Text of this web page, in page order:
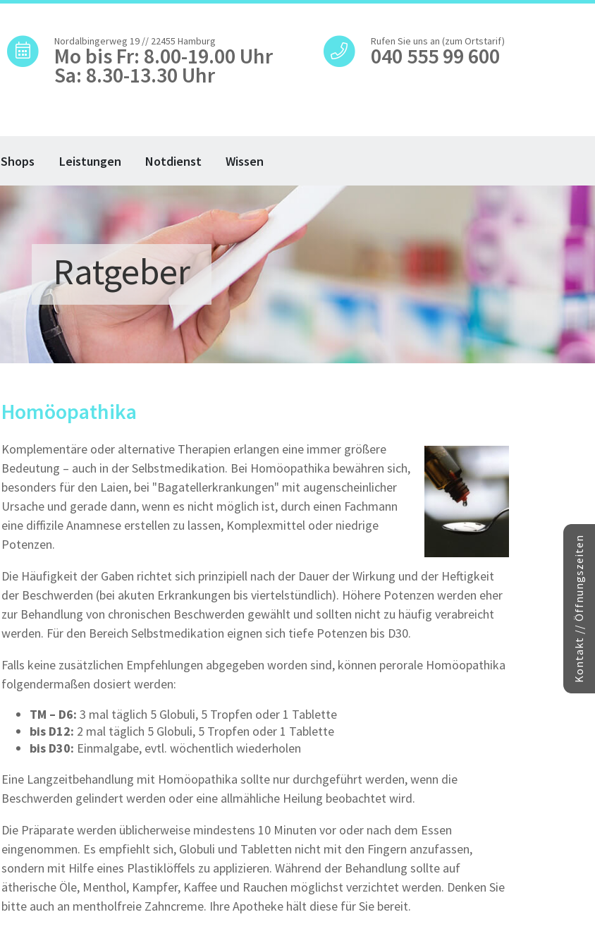
Nordalbingerweg 19 // 22455 Hamburg
Mo bis Fr: 8.00-19.00 Uhr
Sa: 8.30-13.30 Uhr
Rufen Sie uns an (zum Ortstarif)
040 555 99 600
Shops Leistungen Notdienst Wissen
Ratgeber
Homöopathika
Komplementäre oder alternative Therapien erlangen eine immer größere
Bedeutung – auch in der Selbstmedikation. Bei Homöopathika bewähren sich,
besonders für den Laien, bei "Bagatellerkrankungen" mit augenscheinlicher
Ursache und gerade dann, wenn es nicht möglich ist, durch einen Fachmann
eine diffizile Anamnese erstellen zu lassen, Komplexmittel oder niedrige
Potenzen.
Die Häufigkeit der Gaben richtet sich prinzipiell nach der Dauer der Wirkung und der Heftigkeit
der Beschwerden (bei akuten Erkrankungen bis viertelstündlich). Höhere Potenzen werden eher
zur Behandlung von chronischen Beschwerden gewählt und sollten nicht zu häufig verabreicht
werden. Für den Bereich Selbstmedikation eignen sich tiefe Potenzen bis D30.
Falls keine zusätzlichen Empfehlungen abgegeben worden sind, können perorale Homöopathika
folgendermaßen dosiert werden:
TM – D6: 3 mal täglich 5 Globuli, 5 Tropfen oder 1 Tablette
bis D12: 2 mal täglich 5 Globuli, 5 Tropfen oder 1 Tablette
bis D30: Einmalgabe, evtl. wöchentlich wiederholen
Eine Langzeitbehandlung mit Homöopathika sollte nur durchgeführt werden, wenn die
Beschwerden gelindert werden oder eine allmähliche Heilung beobachtet wird.
Die Präparate werden üblicherweise mindestens 10 Minuten vor oder nach dem Essen
eingenommen. Es empfiehlt sich, Globuli und Tabletten nicht mit den Fingern anzufassen,
sondern mit Hilfe eines Plastiklöffels zu applizieren. Während der Behandlung sollte auf
ätherische Öle, Menthol, Kampfer, Kaffee und Rauchen möglichst verzichtet werden. Denken Sie
bitte auch an mentholfreie Zahncreme. Ihre Apotheke hält diese für Sie bereit.
Kontakt // Öffnungszeiten